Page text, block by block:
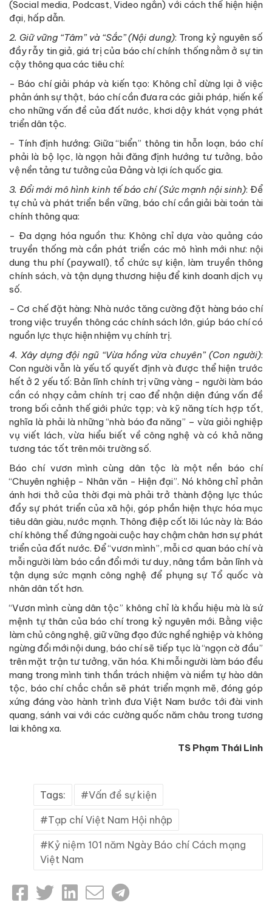
(Social media, Podcast, Video ngắn) với cách thể hiện hiện
đại, hấp dẫn.
2. Giữ vững “Tâm” và “Sắc” (Nội dung): Trong kỷ nguyên số
đầy rẫy tin giả, giá trị của báo chí chính thống nằm ở sự tin
cậy thông qua các tiêu chí:
- Báo chí giải pháp và kiến tạo: Không chỉ dừng lại ở việc
phản ánh sự thật, báo chí cần đưa ra các giải pháp, hiến kế
cho những vấn đề của đất nước, khơi dậy khát vọng phát
triển dân tộc.
- Tính định hướng: Giữa “biển” thông tin hỗn loạn, báo chí
phải là bộ lọc, là ngọn hải đăng định hướng tư tưởng, bảo
vệ nền tảng tư tưởng của Đảng và lợi ích quốc gia.
3. Đổi mới mô hình kinh tế báo chí (Sức mạnh nội sinh): Để
tự chủ và phát triển bền vững, báo chí cần giải bài toán tài
chính thông qua:
- Đa dạng hóa nguồn thu: Không chỉ dựa vào quảng cáo
truyền thống mà cần phát triển các mô hình mới như: nội
dung thu phí (paywall), tổ chức sự kiện, làm truyền thông
chính sách, và tận dụng thương hiệu để kinh doanh dịch vụ
số.
- Cơ chế đặt hàng: Nhà nước tăng cường đặt hàng báo chí
trong việc truyền thông các chính sách lớn, giúp báo chí có
nguồn lực thực hiện nhiệm vụ chính trị.
4. Xây dựng đội ngũ “Vừa hồng vừa chuyên” (Con người):
Con người vẫn là yếu tố quyết định và được thể hiện trước
hết ở 2 yếu tố: Bản lĩnh chính trị vững vàng - người làm báo
cần có nhạy cảm chính trị cao để nhận diện đúng vấn đề
trong bối cảnh thế giới phức tạp; và kỹ năng tích hợp tốt,
nghĩa là phải là những “nhà báo đa năng” – vừa giỏi nghiệp
vụ viết lách, vừa hiểu biết về công nghệ và có khả năng
tương tác tốt trên môi trường số.
Báo chí vươn mình cùng dân tộc là một nền báo chí
“Chuyên nghiệp - Nhân văn - Hiện đại”. Nó không chỉ phản
ánh hơi thở của thời đại mà phải trở thành động lực thúc
đẩy sự phát triển của xã hội, góp phần hiện thực hóa mục
tiêu dân giàu, nước mạnh. Thông điệp cốt lõi lúc này là: Báo
chí không thể đứng ngoài cuộc hay chậm chân hơn sự phát
triển của đất nước. Để “vươn mình”, mỗi cơ quan báo chí và
mỗi người làm báo cần đổi mới tư duy, nâng tầm bản lĩnh và
tận dụng sức mạnh công nghệ để phụng sự Tổ quốc và
nhân dân tốt hơn.
“Vươn mình cùng dân tộc” không chỉ là khẩu hiệu mà là sứ
mệnh tự thân của báo chí trong kỷ nguyên mới. Bằng việc
làm chủ công nghệ, giữ vững đạo đức nghề nghiệp và không
ngừng đổi mới nội dung, báo chí sẽ tiếp tục là “ngọn cờ đầu”
trên mặt trận tư tưởng, văn hóa. Khi mỗi người làm báo đều
mang trong mình tinh thần trách nhiệm và niềm tự hào dân
tộc, báo chí chắc chắn sẽ phát triển mạnh mẽ, đóng góp
xứng đáng vào hành trình đưa Việt Nam bước tới đài vinh
quang, sánh vai với các cường quốc năm châu trong tương
lai không xa.
TS Phạm Thái Linh
Tags: Vấn đề sự kiện
Tạp chí Việt Nam Hội nhập
Kỷ niệm 101 năm Ngày Báo chí Cách mạng
Việt Nam